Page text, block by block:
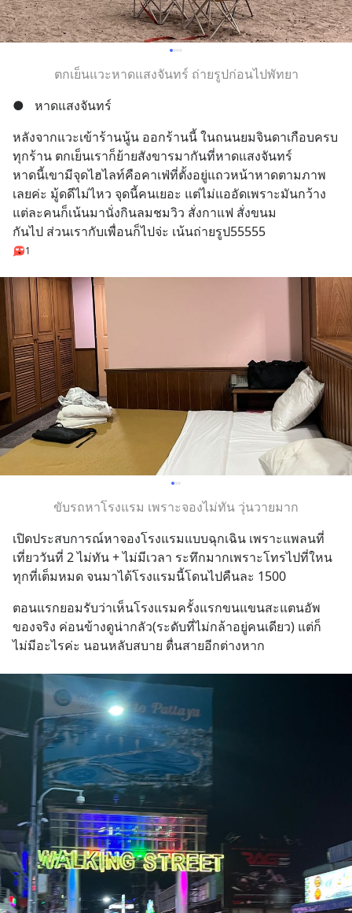
ตกเย็นแวะหาดแสงจันทร์ ถ่ายรูปก่อนไปพัทยา
●
หาดแสงจันทร์
หลังจากแวะเข้าร้านนู้น ออกร้านนี้ ในถนนยมจินดาเกือบครบ
ทุกร้าน ตกเย็นเราก็ย้ายสังขารมากันที่หาดแสงจันทร์
หาดนี้เขามีจุดไฮไลท์คือคาเฟ่ที่ตั้งอยู่แถวหน้าหาดตามภาพ
เลยค่ะ มู้ดดีไม่ไหว จุดนี้คนเยอะ แต่ไม่แออัดเพราะมันกว้าง
แต่ละคนก็เน้นมานั่งกินลมชมวิว สั่งกาแฟ สั่งขนม
กันไป ส่วนเรากับเพื่อนก็ไปจ่ะ เน้นถ่ายรูป55555
1
ขับรถหาโรงแรม เพราะจองไม่ทัน วุ่นวายมาก
เปิดประสบการณ์หาจองโรงแรมแบบฉุกเฉิน เพราะแพลนที่
เที่ยววันที่ 2 ไม่ทัน + ไม่มีเวลา ระทึกมากเพราะโทรไปที่ใหน
ทุกที่เต็มหมด จนมาได้โรงแรมนี้โดนไปคืนละ 1500
ตอนแรกยอมรับว่าเห็นโรงแรมครั้งแรกขนแขนสะแตนอัพ
ของจริง ค่อนข้างดูน่ากลัว(ระดับที่ไม่กล้าอยู่คนเดียว) แต่ก็
ไม่มีอะไรค่ะ นอนหลับสบาย ตื่นสายอีกต่างหาก